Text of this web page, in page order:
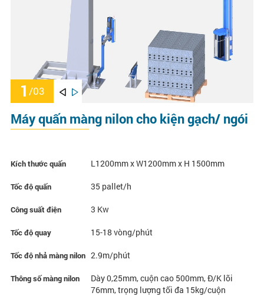
1 /03
Máy quấn màng nilon cho kiện gạch/ ngói
Kích thước quấn L1200mm x W1200mm x H 1500mm
Tốc độ quấn 35 pallet/h
Công suất điện 3 Kw
Tốc độ quay 15-18 vòng/phút
Tốc độ nhả màng nilon 2.9m/phút
Thông số màng nilon
Dày 0,25mm, cuộn cao 500mm, Đ/K lõi
76mm, trọng lượng tối đa 15kg/cuộn